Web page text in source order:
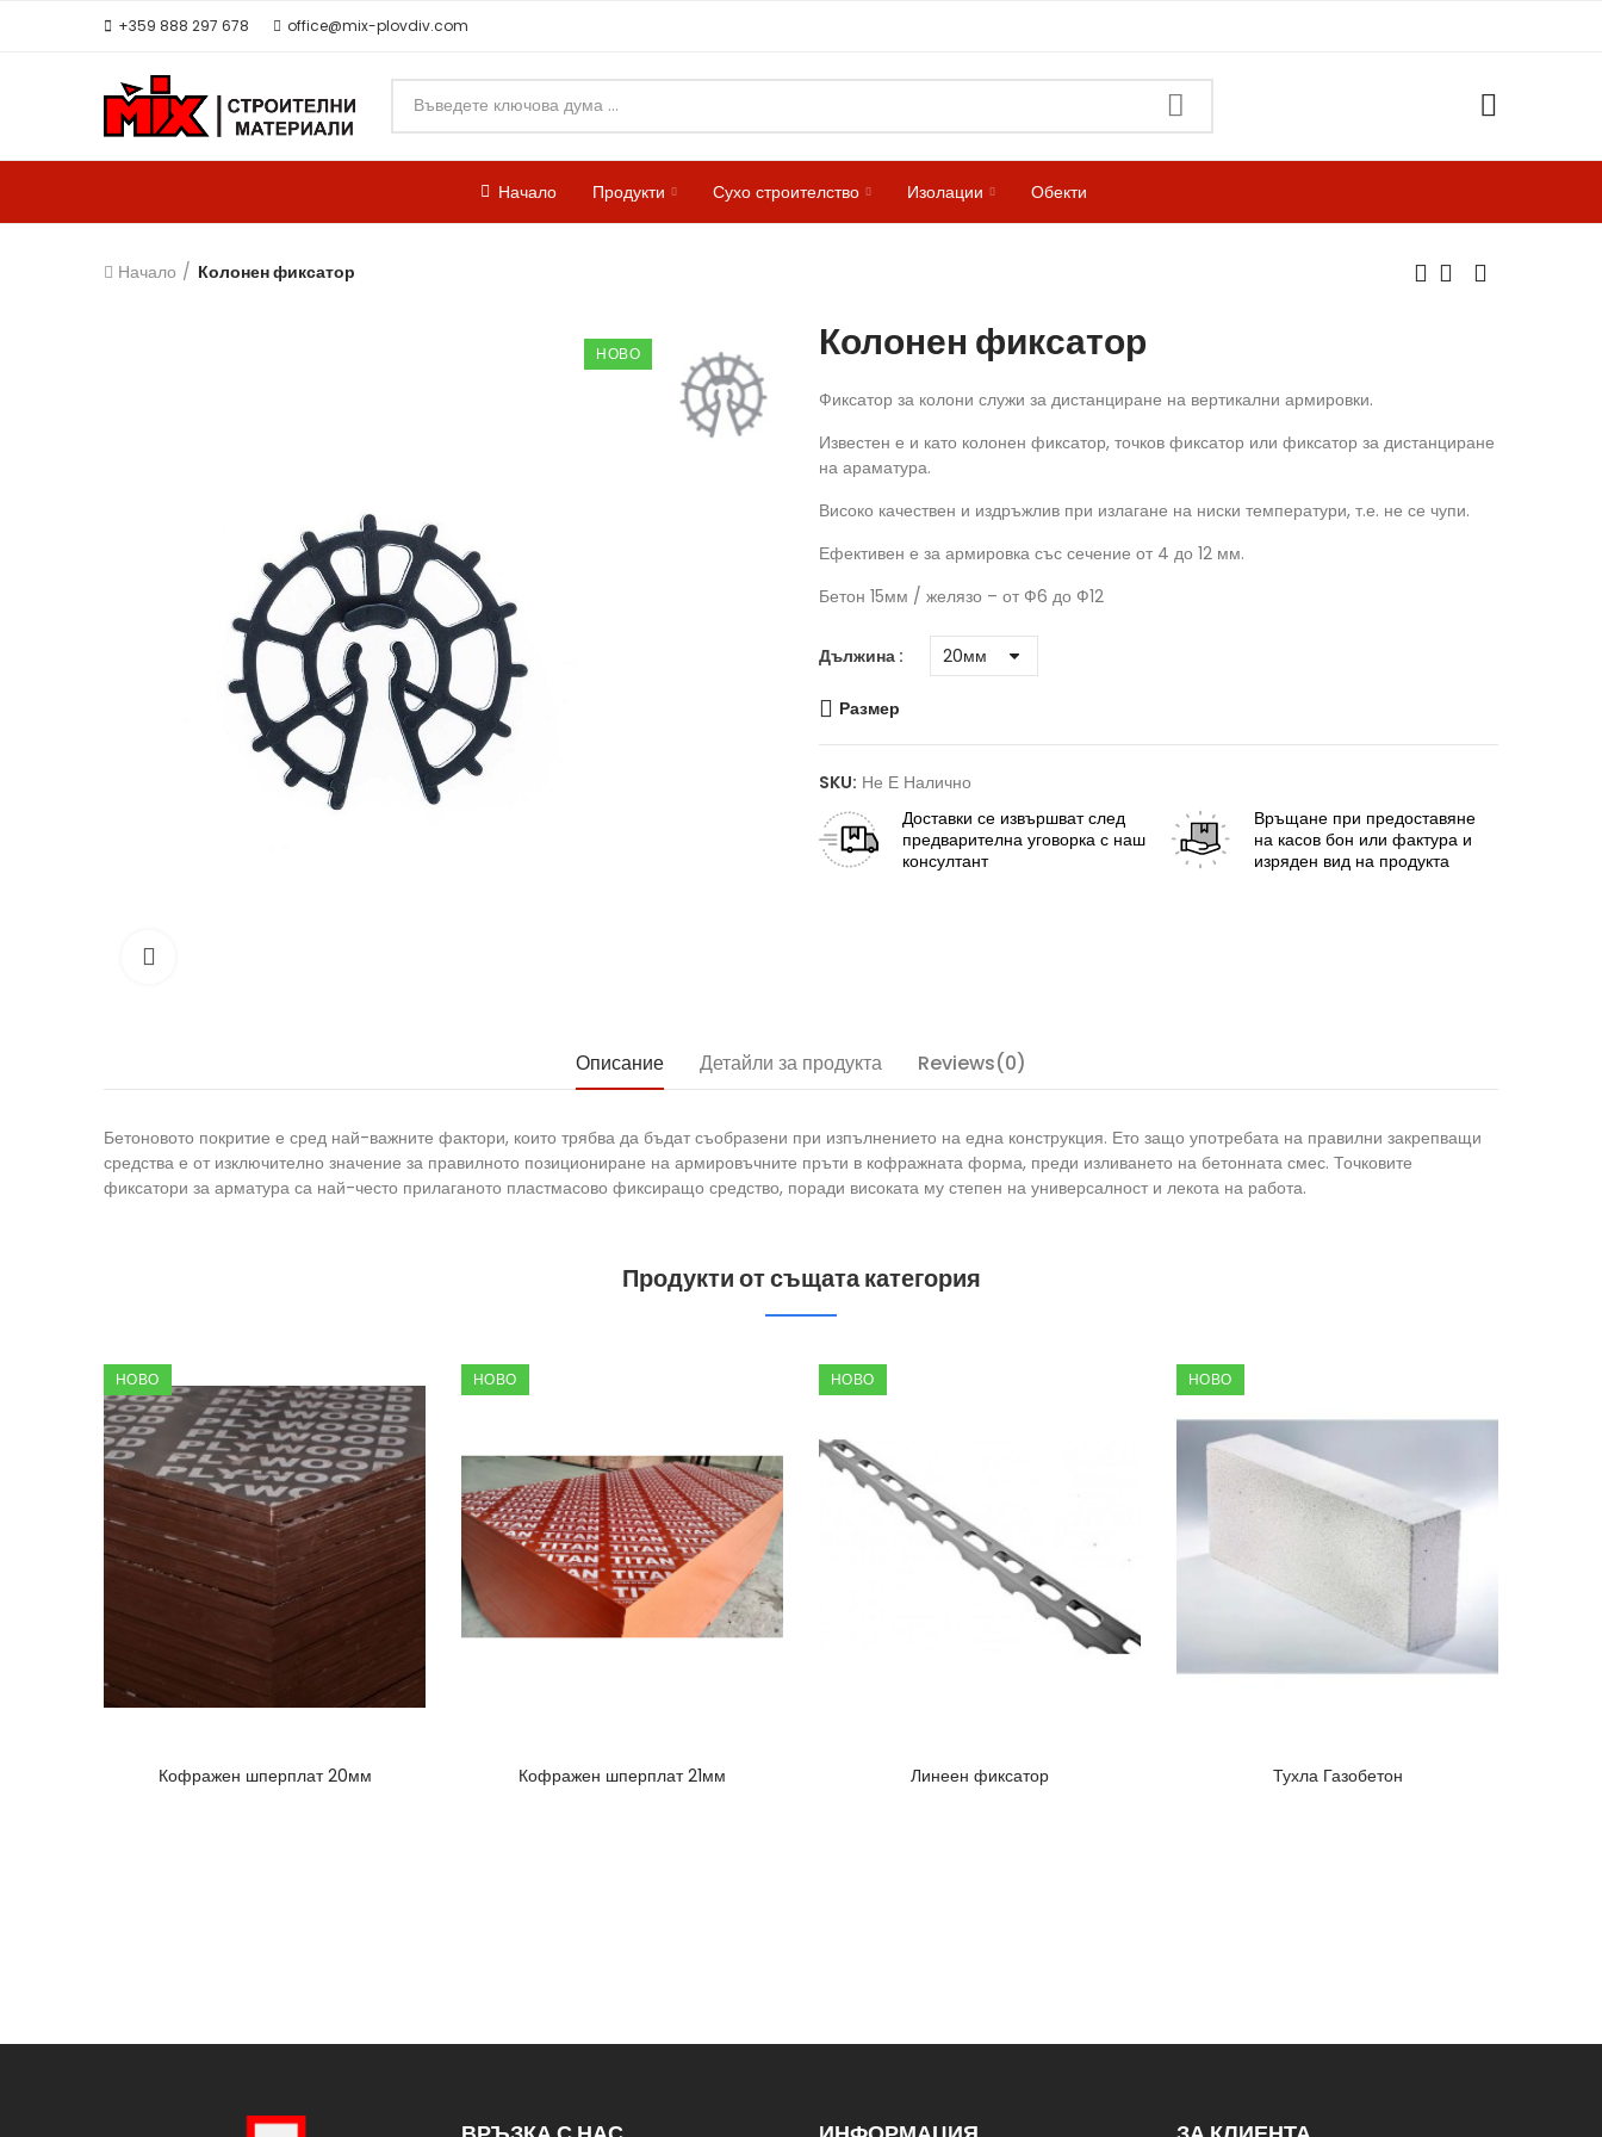
+359 888 297 678 office@mix-plovdiv.com
Начало Продукти Сухо строителство Изолации Обекти
Начало Колонен фиксатор
НОВО Колонен фиксатор
Фиксатор за колони служи за дистанциране на вертикални армировки.
Известен е и като колонен фиксатор, точков фиксатор или фиксатор за дистанциране
на араматура.
Високо качествен и издръжлив при излагане на ниски температури, т.е. не се чупи.
Ефективен е за армировка със сечение от 4 до 12 мм.
Бетон 15мм / желязо – от Ф6 до Ф12
Дължина
Размер
SKU: Не Е Налично
Доставки се извършват след
предварителна уговорка с наш
консултант
Връщане при предоставяне
на касов бон или фактура и
изряден вид на продукта
Описание Детайли за продукта Reviews(0)
Бетоновото покритие е сред най-важните фактори, които трябва да бъдат съобразени при изпълнението на една конструкция. Ето защо употребата на правилни закрепващи
средства е от изключително значение за правилното позициониране на армировъчните пръти в кофражната форма, преди изливането на бетонната смес. Точковите
фиксатори за арматура са най-често прилаганото пластмасово фиксиращо средство, поради високата му степен на универсалност и лекота на работа.
Продукти от същата категория
НОВО
Кофражен шперплат 20мм
НОВО
Кофражен шперплат 21мм
НОВО
Линеен фиксатор
НОВО
Тухла Газобетон